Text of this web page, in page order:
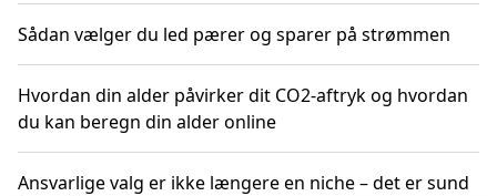
Sådan vælger du led pærer og sparer på strømmen
Hvordan din alder påvirker dit CO2-aftryk og hvordan
du kan beregn din alder online
Ansvarlige valg er ikke længere en niche – det er sund